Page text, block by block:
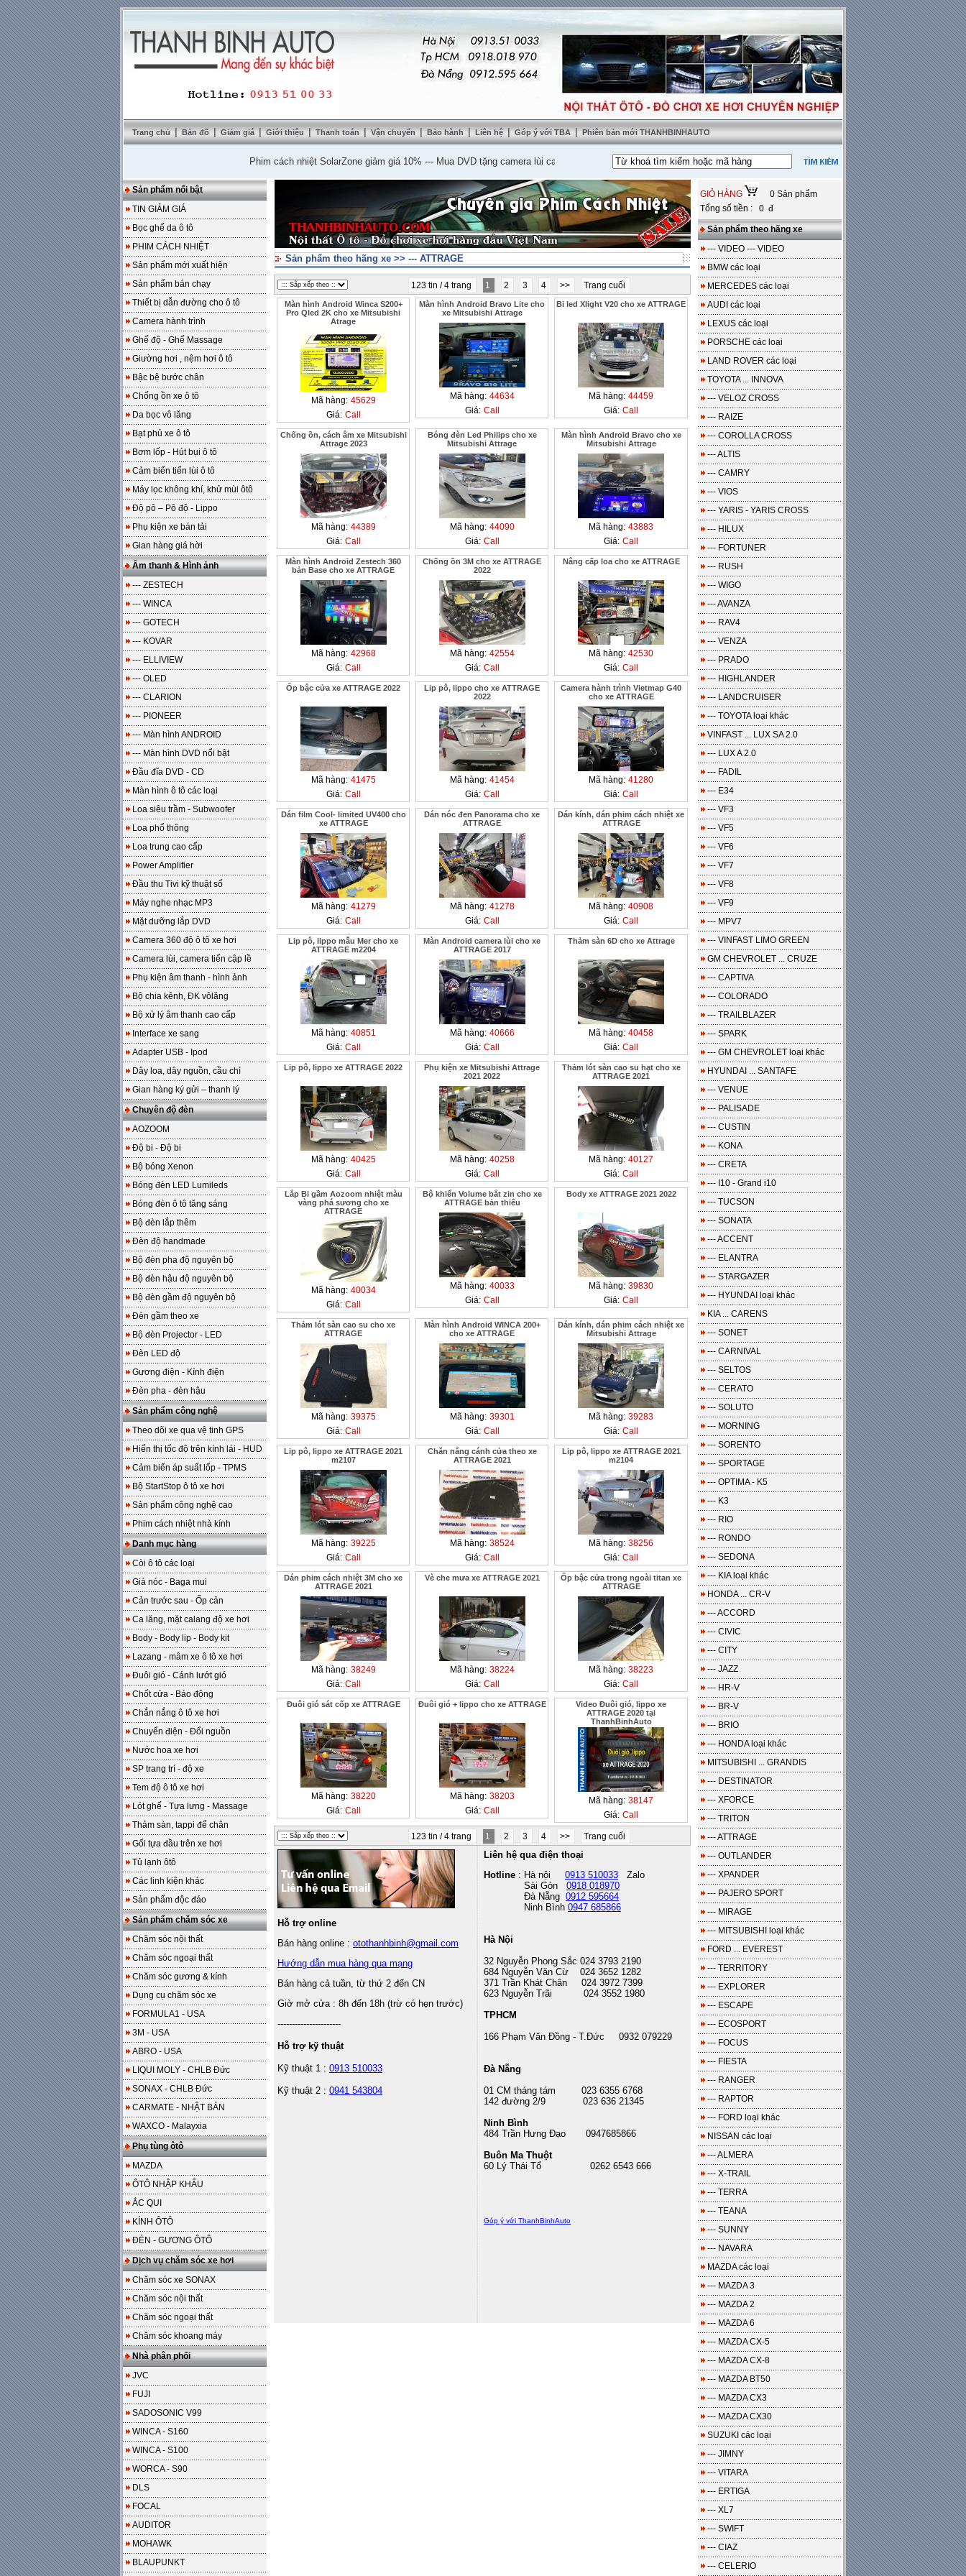
Trang chủ | Bản đồ | Giảm giá | Giới thiệu | Thanh toán | Vận chuyển | Bảo hành | Liên hệ | Góp ý với TBA | Phiên bản mới THANHBINHAUTO
Phim cách nhiệt SolarZone giảm giá 10%---Mua DVD tặng camera lùi cao cấp--- Lắp nệm ghế da thật tặng sàn da--- Miễn phí 100% công lắp đặt
Sản phẩm nổi bật
TIN GIẢM GIÁ
Bọc ghế da ô tô
PHIM CÁCH NHIỆT
Sản phẩm mới xuất hiện
Sản phẩm bán chạy
Thiết bị dẫn đường cho ô tô
Camera hành trình
Ghế độ - Ghế Massage
Giường hơi , nệm hơi ô tô
Bậc bệ bước chân
Chống ồn xe ô tô
Da bọc vô lăng
Bạt phủ xe ô tô
Bơm lốp - Hút bụi ô tô
Cảm biến tiến lùi ô tô
Máy lọc không khí, khử mùi ôtô
Độ pô – Pô độ - Lippo
Phụ kiện xe bán tải
Gian hàng giá hời
Âm thanh & Hình ảnh
--- ZESTECH
--- WINCA
--- GOTECH
--- KOVAR
--- ELLIVIEW
--- OLED
--- CLARION
--- PIONEER
--- Màn hình ANDROID
--- Màn hình DVD nổi bật
Đầu đĩa DVD - CD
Màn hình ô tô các loại
Loa siêu trầm - Subwoofer
Loa phổ thông
Loa trung cao cấp
Power Amplifier
Đầu thu Tivi kỹ thuật số
Máy nghe nhạc MP3
Mặt dưỡng lắp DVD
Camera 360 độ ô tô xe hơi
Camera lùi, camera tiến cập lề
Phụ kiện âm thanh - hình ảnh
Bộ chia kênh, ĐK vôlăng
Bộ xử lý âm thanh cao cấp
Interface xe sang
Adapter USB - Ipod
Dây loa, dây nguồn, cầu chì
Gian hàng ký gửi – thanh lý
Chuyên độ đèn
AOZOOM
Độ bi - Độ bi
Bộ bóng Xenon
Bóng đèn LED Lumileds
Bóng đèn ô tô tăng sáng
Bộ đèn lắp thêm
Đèn độ handmade
Bộ đèn pha độ nguyên bộ
Bộ đèn hậu độ nguyên bộ
Bộ đèn gầm độ nguyên bộ
Đèn gầm theo xe
Bộ đèn Projector - LED
Đèn LED độ
Gương điện - Kính điện
Đèn pha - đèn hậu
Sản phẩm công nghệ
Theo dõi xe qua vệ tinh GPS
Hiển thị tốc độ trên kính lái - HUD
Cảm biến áp suất lốp - TPMS
Bộ StartStop ô tô xe hơi
Sản phẩm công nghệ cao
Phim cách nhiệt nhà kính
Danh mục hàng
Còi ô tô các loại
Giá nóc - Baga mui
Cản trước sau - Ốp cản
Ca lăng, mặt calang độ xe hơi
Body - Body lip - Body kit
Lazang - mâm xe ô tô xe hơi
Đuôi gió - Cánh lướt gió
Chốt cửa - Báo động
Chắn nắng ô tô xe hơi
Chuyển điện - Đổi nguồn
Nước hoa xe hơi
SP trang trí - độ xe
Tem độ ô tô xe hơi
Lót ghế - Tựa lưng - Massage
Thảm sàn, tappi để chân
Gối tựa đầu trên xe hơi
Tủ lạnh ôtô
Các linh kiện khác
Sản phẩm độc đáo
Sản phẩm chăm sóc xe
Chăm sóc nội thất
Chăm sóc ngoại thất
Chăm sóc gương & kính
Dụng cụ chăm sóc xe
FORMULA1 - USA
3M - USA
ABRO - USA
LIQUI MOLY - CHLB Đức
SONAX - CHLB Đức
CARMATE - NHẬT BẢN
WAXCO - Malayxia
Phụ tùng ôtô
MAZDA
ÔTÔ NHẬP KHẨU
ẮC QUI
KÍNH ÔTÔ
ĐÈN - GƯƠNG ÔTÔ
Dịch vụ chăm sóc xe hơi
Chăm sóc xe SONAX
Chăm sóc nội thất
Chăm sóc ngoại thất
Chăm sóc khoang máy
Nhà phân phối
JVC
FUJI
SADOSONIC V99
WINCA - S160
WINCA - S100
WORCA - S90
DLS
FOCAL
AUDITOR
MOHAWK
BLAUPUNKT
Sản phẩm theo hãng xe >> --- ATTRAGE
123 tin / 4 trang 1 2 3 4 >> Trang cuối
Màn hình Android Winca S200+
Pro Qled 2K cho xe Mitsubishi
Atrage
Mã hàng: 45629
Giá: Call
Màn hình Android Bravo Lite cho
xe Mitsubishi Attrage
Mã hàng: 44634
Giá: Call
Bi led Xlight V20 cho xe ATTRAGE
Mã hàng: 44459
Giá: Call
Chống ồn, cách âm xe Mitsubishi
Attrage 2023
Mã hàng: 44389
Giá: Call
Bóng đèn Led Philips cho xe
Mitsubishi Attrage
Mã hàng: 44090
Giá: Call
Màn hình Android Bravo cho xe
Mitsubishi Attrage
Mã hàng: 43883
Giá: Call
Màn hình Android Zestech 360
bản Base cho xe ATTRAGE
Mã hàng: 42968
Giá: Call
Chống ồn 3M cho xe ATTRAGE
2022
Mã hàng: 42554
Giá: Call
Nâng cấp loa cho xe ATTRAGE
Mã hàng: 42530
Giá: Call
Ốp bậc cửa xe ATTRAGE 2022
Mã hàng: 41475
Giá: Call
Lip pô, lippo cho xe ATTRAGE
2022
Mã hàng: 41454
Giá: Call
Camera hành trình Vietmap G40
cho xe ATTRAGE
Mã hàng: 41280
Giá: Call
Dán film Cool- limited UV400 cho
xe ATTRAGE
Mã hàng: 41279
Giá: Call
Dán nóc đen Panorama cho xe
ATTRAGE
Mã hàng: 41278
Giá: Call
Dán kính, dán phim cách nhiệt xe
ATTRAGE
Mã hàng: 40908
Giá: Call
Lip pô, lippo mẫu Mer cho xe
ATTRAGE m2204
Mã hàng: 40851
Giá: Call
Màn Android camera lùi cho xe
ATTRAGE 2017
Mã hàng: 40666
Giá: Call
Thảm sàn 6D cho xe Attrage
Mã hàng: 40458
Giá: Call
Lip pô, lippo xe ATTRAGE 2022
Mã hàng: 40425
Giá: Call
Phụ kiện xe Mitsubishi Attrage
2021 2022
Mã hàng: 40258
Giá: Call
Thảm lót sàn cao su hạt cho xe
ATTRAGE 2021
Mã hàng: 40127
Giá: Call
Lắp Bi gầm Aozoom nhiệt màu
vàng phá sương cho xe
ATTRAGE
Mã hàng: 40034
Giá: Call
Bộ khiển Volume bắt zin cho xe
ATTRAGE bản thiếu
Mã hàng: 40033
Giá: Call
Body xe ATTRAGE 2021 2022
Mã hàng: 39830
Giá: Call
Thảm lót sàn cao su cho xe
ATTRAGE
Mã hàng: 39375
Giá: Call
Màn hình Android WINCA 200+
cho xe ATTRAGE
Mã hàng: 39301
Giá: Call
Dán kính, dán phim cách nhiệt xe
Mitsubishi Attrage
Mã hàng: 39283
Giá: Call
Lip pô, lippo xe ATTRAGE 2021
m2107
Mã hàng: 39225
Giá: Call
Chắn nắng cánh cửa theo xe
ATTRAGE 2021
Mã hàng: 38524
Giá: Call
Lip pô, lippo xe ATTRAGE 2021
m2104
Mã hàng: 38256
Giá: Call
Dán phim cách nhiệt 3M cho xe
ATTRAGE 2021
Mã hàng: 38249
Giá: Call
Vè che mưa xe ATTRAGE 2021
Mã hàng: 38224
Giá: Call
Ốp bậc cửa trong ngoài titan xe
ATTRAGE
Mã hàng: 38223
Giá: Call
Đuôi gió sát cốp xe ATTRAGE
Mã hàng: 38220
Giá: Call
Đuôi gió + lippo cho xe ATTRAGE
Mã hàng: 38203
Giá: Call
Video Đuôi gió, lippo xe
ATTRAGE 2020 tại
ThanhBinhAuto
Mã hàng: 38147
Giá: Call
123 tin / 4 trang 1 2 3 4 >> Trang cuối
Hỗ trợ online
Bán hàng online : otothanhbinh@gmail.com
Hướng dẫn mua hàng qua mạng
Bán hàng cả tuần, từ thứ 2 đến CN
Giờ mở cửa : 8h đến 18h (trừ có hẹn trước)
----------------------
Hỗ trợ kỹ thuật
Kỹ thuật 1 : 0913 510033
Kỹ thuật 2 : 0941 543804
Liên hệ qua điện thoại
Hotline : Hà nội 0913 510033 Zalo
Sài Gòn 0918 018970
Đà Nẵng 0912 595664
Ninh Bình 0947 685866
Hà Nội
32 Nguyễn Phong Sắc 024 3793 2190
684 Nguyễn Văn Cừ 024 3652 1282
371 Trần Khát Chân 024 3972 7399
623 Nguyễn Trãi 024 3552 1980
TPHCM
166 Phạm Văn Đồng - T.Đức 0932 079229
Đà Nẵng
01 CM tháng tám 023 6355 6768
142 đường 2/9 023 636 21345
Ninh Bình
484 Trần Hưng Đạo 0947685866
Buôn Ma Thuột
60 Lý Thái Tổ 0262 6543 666
Góp ý với ThanhBinhAuto
GIỎ HÀNG
0 Sản phẩm
Tổng số tiền : 0 đ
Sản phẩm theo hãng xe
--- VIDEO --- VIDEO
BMW các loại
MERCEDES các loại
AUDI các loại
LEXUS các loại
PORSCHE các loại
LAND ROVER các loại
TOYOTA ... INNOVA
--- VELOZ CROSS
--- RAIZE
--- COROLLA CROSS
--- ALTIS
--- CAMRY
--- VIOS
--- YARIS - YARIS CROSS
--- HILUX
--- FORTUNER
--- RUSH
--- WIGO
--- AVANZA
--- RAV4
--- VENZA
--- PRADO
--- HIGHLANDER
--- LANDCRUISER
--- TOYOTA loại khác
VINFAST ... LUX SA 2.0
--- LUX A 2.0
--- FADIL
--- E34
--- VF3
--- VF5
--- VF6
--- VF7
--- VF8
--- VF9
--- MPV7
--- VINFAST LIMO GREEN
GM CHEVROLET ... CRUZE
--- CAPTIVA
--- COLORADO
--- TRAILBLAZER
--- SPARK
--- GM CHEVROLET loại khác
HYUNDAI ... SANTAFE
--- VENUE
--- PALISADE
--- CUSTIN
--- KONA
--- CRETA
--- I10 - Grand i10
--- TUCSON
--- SONATA
--- ACCENT
--- ELANTRA
--- STARGAZER
--- HYUNDAI loại khác
KIA ... CARENS
--- SONET
--- CARNIVAL
--- SELTOS
--- CERATO
--- SOLUTO
--- MORNING
--- SORENTO
--- SPORTAGE
--- OPTIMA - K5
--- K3
--- RIO
--- RONDO
--- SEDONA
--- KIA loại khác
HONDA ... CR-V
--- ACCORD
--- CIVIC
--- CITY
--- JAZZ
--- HR-V
--- BR-V
--- BRIO
--- HONDA loại khác
MITSUBISHI ... GRANDIS
--- DESTINATOR
--- XFORCE
--- TRITON
--- ATTRAGE
--- OUTLANDER
--- XPANDER
--- PAJERO SPORT
--- MIRAGE
--- MITSUBISHI loại khác
FORD ... EVEREST
--- TERRITORY
--- EXPLORER
--- ESCAPE
--- ECOSPORT
--- FOCUS
--- FIESTA
--- RANGER
--- RAPTOR
--- FORD loại khác
NISSAN các loại
--- ALMERA
--- X-TRAIL
--- TERRA
--- TEANA
--- SUNNY
--- NAVARA
MAZDA các loại
--- MAZDA 3
--- MAZDA 2
--- MAZDA 6
--- MAZDA CX-5
--- MAZDA CX-8
--- MAZDA BT50
--- MAZDA CX3
--- MAZDA CX30
SUZUKI các loại
--- JIMNY
--- VITARA
--- ERTIGA
--- XL7
--- SWIFT
--- CIAZ
--- CELERIO